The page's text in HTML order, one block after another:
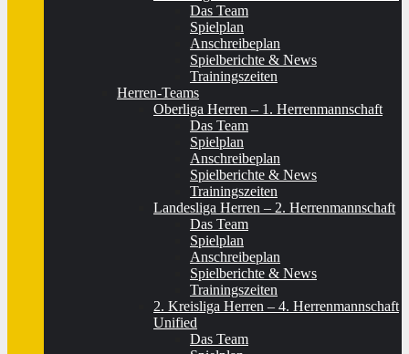
Das Team
Spielplan
Anschreibeplan
Spielberichte & News
Trainingszeiten
Herren-Teams
Oberliga Herren – 1. Herrenmannschaft
Das Team
Spielplan
Anschreibeplan
Spielberichte & News
Trainingszeiten
Landesliga Herren – 2. Herrenmannschaft
Das Team
Spielplan
Anschreibeplan
Spielberichte & News
Trainingszeiten
2. Kreisliga Herren – 4. Herrenmannschaft
Unified
Das Team